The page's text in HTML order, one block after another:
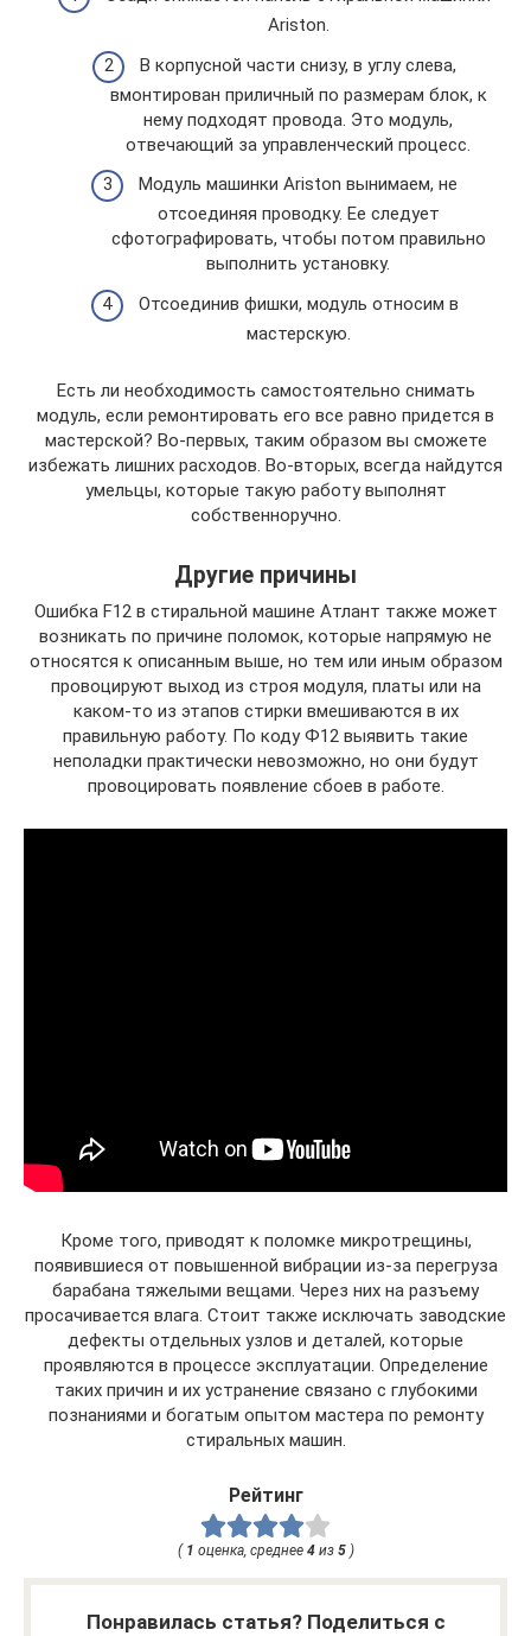
Ariston.
В корпусной части снизу, в углу слева,
вмонтирован приличный по размерам блок, к
нему подходят провода. Это модуль,
отвечающий за управленческий процесс.
Модуль машинки Ariston вынимаем, не
отсоединяя проводку. Ее следует
сфотографировать, чтобы потом правильно
выполнить установку.
Отсоединив фишки, модуль относим в
мастерскую.
Есть ли необходимость самостоятельно снимать
модуль, если ремонтировать его все равно придется в
мастерской? Во-первых, таким образом вы сможете
избежать лишних расходов. Во-вторых, всегда найдутся
умельцы, которые такую работу выполнят
собственноручно.
Другие причины
Ошибка F12 в стиральной машине Атлант также может
возникать по причине поломок, которые напрямую не
относятся к описанным выше, но тем или иным образом
провоцируют выход из строя модуля, платы или на
каком-то из этапов стирки вмешиваются в их
правильную работу. По коду Ф12 выявить такие
неполадки практически невозможно, но они будут
провоцировать появление сбоев в работе.
Кроме того, приводят к поломке микротрещины,
появившиеся от повышенной вибрации из-за перегруза
барабана тяжелыми вещами. Через них на разъему
просачивается влага. Стоит также исключать заводские
дефекты отдельных узлов и деталей, которые
проявляются в процессе эксплуатации. Определение
таких причин и их устранение связано с глубокими
познаниями и богатым опытом мастера по ремонту
стиральных машин.
Рейтинг
( 1 оценка, среднее 4из 5)
Понравилась статья? Поделиться с